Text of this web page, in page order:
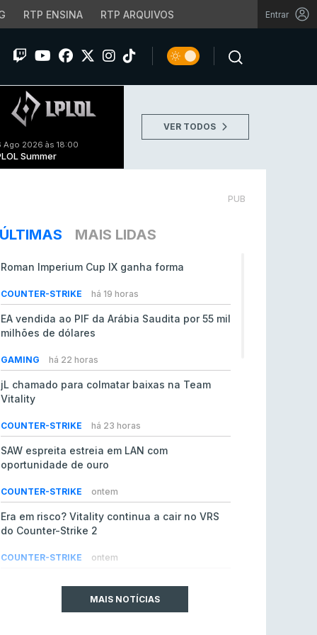
RTP ENSINA RTP ARQUIVOS Entrar
Ago 2026 às 18:00
Summer
VER TODOS
PUB
ÚLTIMAS MAIS LIDAS
Roman Imperium Cup IX ganha forma
COUNTER-STRIKE há 19 horas
EA vendida ao PIF da Arábia Saudita por 55 mil
milhões de dólares
GAMING há 22 horas
jL chamado para colmatar baixas na Team
Vitality
COUNTER-STRIKE há 23 horas
SAW espreita estreia em LAN com
oportunidade de ouro
COUNTER-STRIKE ontem
Era em risco? Vitality continua a cair no VRS
do Counter-Strike 2
COUNTER-STRIKE ontem
comunitários de League of Legends
MAIS NOTÍCIAS